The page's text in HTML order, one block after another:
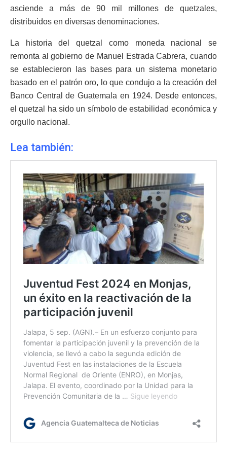
asciende a más de 90 mil millones de quetzales,
distribuidos en diversas denominaciones.
La historia del quetzal como moneda nacional se
remonta al gobierno de Manuel Estrada Cabrera, cuando
se establecieron las bases para un sistema monetario
basado en el patrón oro, lo que condujo a la creación del
Banco Central de Guatemala en 1924. Desde entonces,
el quetzal ha sido un símbolo de estabilidad económica y
orgullo nacional.
Lea también: